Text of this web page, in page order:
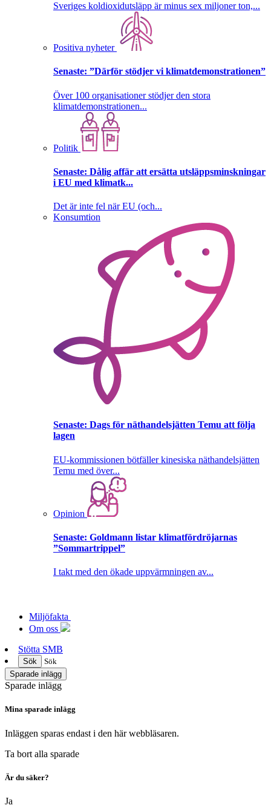
Sveriges koldioxidutsläpp är minus sex miljoner ton,...
Positiva nyheter
Senaste: ”Därför stödjer vi klimatdemonstrationen”
Över 100 organisationer stödjer den stora
klimatdemonstrationen...
Politik
Senaste: Dålig affär att ersätta utsläppsminskningar
i EU med klimatk...
Det är inte fel när EU (och...
Konsumtion
Senaste: Dags för näthandelsjätten Temu att följa
lagen
EU-kommissionen bötfäller kinesiska näthandelsjätten
Temu med över...
Opinion
Senaste: Goldmann listar klimatfördröjarnas
”Sommartrippel”
I takt med den ökade uppvärmningen av...
Miljöfakta
Om oss
Stötta SMB
Sök
Sök
Sparade inlägg
Sparade inlägg
Mina sparade inlägg
Inläggen sparas endast i den här webbläsaren.
Ta bort alla sparade
Är du säker?
Ja